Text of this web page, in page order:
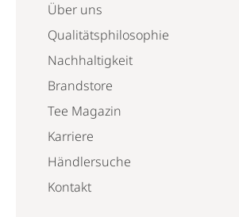
Über uns
Qualitätsphilosophie
Nachhaltigkeit
Brandstore
Tee Magazin
Karriere
Händlersuche
Kontakt